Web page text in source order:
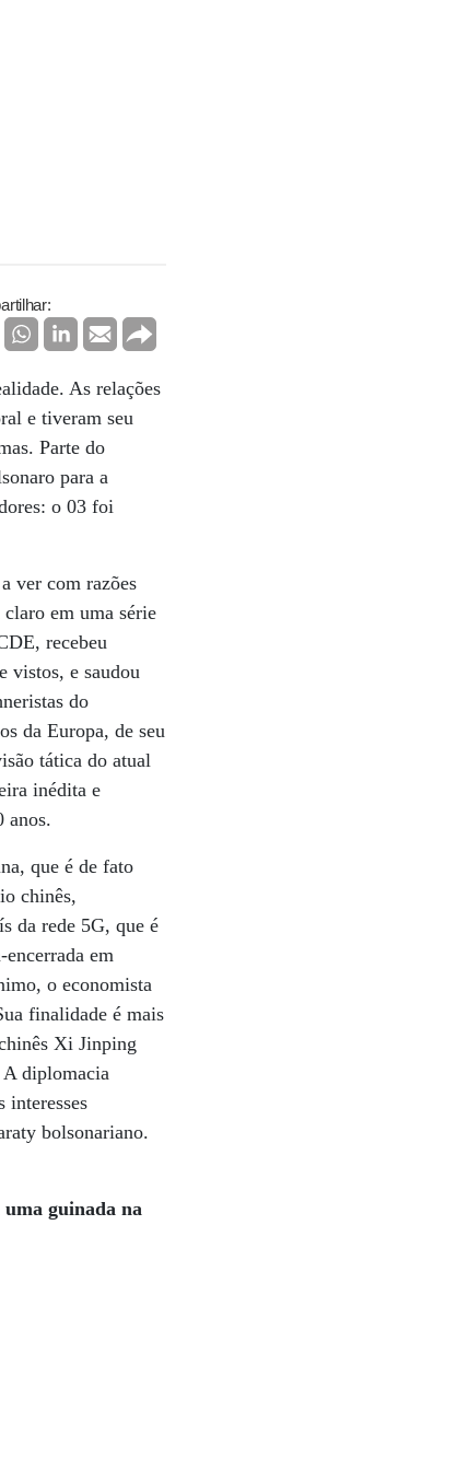
As relações
e tiveram seu
Parte do
para a
o 03 foi
ver com razões
em uma série
recebeu
vistos, e saudou
do
da Europa, de seu
tática do atual
inédita e
anos.
que é de fato
chinês,
da rede 5G, que é
em
o economista
finalidade é mais
Xi Jinping
A diplomacia
interesses
bolsonariano.
uma guinada na